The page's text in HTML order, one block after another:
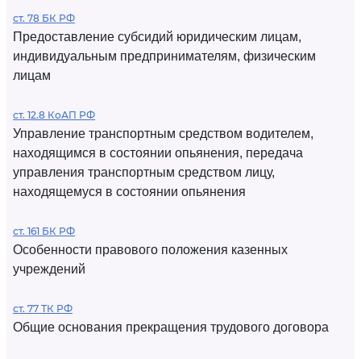
ст. 78 БК РФ
Предоставление субсидий юридическим лицам,
индивидуальным предпринимателям, физическим
лицам
ст. 12.8 КоАП РФ
Управление транспортным средством водителем,
находящимся в состоянии опьянения, передача
управления транспортным средством лицу,
находящемуся в состоянии опьянения
ст. 161 БК РФ
Особенности правового положения казенных
учреждений
ст. 77 ТК РФ
Общие основания прекращения трудового договора